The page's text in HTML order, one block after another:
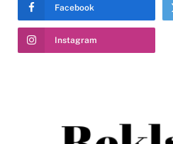
Facebook
Instagram